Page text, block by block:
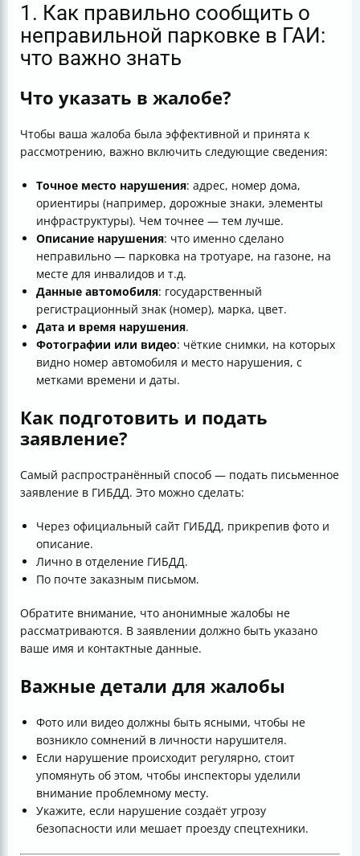
1. Как правильно сообщить о
неправильной парковке в ГАИ:
что важно знать
Что указать в жалобе?
Чтобы ваша жалоба была эффективной и принята к
рассмотрению, важно включить следующие сведения:
Точное место нарушения: адрес, номер дома,
ориентиры (например, дорожные знаки, элементы
инфраструктуры). Чем точнее — тем лучше.
Описание нарушения: что именно сделано
неправильно — парковка на тротуаре, на газоне, на
месте для инвалидов и т.д.
Данные автомобиля: государственный
регистрационный знак (номер), марка, цвет.
Дата и время нарушения.
Фотографии или видео: чёткие снимки, на которых
видно номер автомобиля и место нарушения, с
метками времени и даты.
Как подготовить и подать
заявление?
Самый распространённый способ — подать письменное
заявление в ГИБДД. Это можно сделать:
Через официальный сайт ГИБДД, прикрепив фото и
описание.
Лично в отделение ГИБДД.
По почте заказным письмом.
Обратите внимание, что анонимные жалобы не
рассматриваются. В заявлении должно быть указано
ваше имя и контактные данные.
Важные детали для жалобы
Фото или видео должны быть ясными, чтобы не
возникло сомнений в личности нарушителя.
Если нарушение происходит регулярно, стоит
упомянуть об этом, чтобы инспекторы уделили
внимание проблемному месту.
Укажите, если нарушение создаёт угрозу
безопасности или мешает проезду спецтехники.